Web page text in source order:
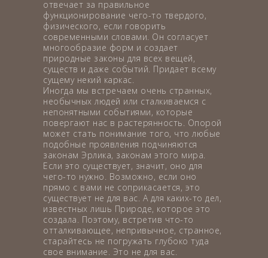
отвечает за правильное
функционирование чего-то твердого,
физического, если говорить
современными словами. Он согласует
многообразие форм и создает
природные законы для всех вещей,
существ и даже событий. Придает всему
сущему некий каркас.
Иногда мы встречаем очень странных,
необычных людей или сталкиваемся с
непонятными событиями, которые
повергают нас в растерянность. Опорой
может стать понимание того, что любые
подобные проявления подчиняются
законам Эрлика, законам этого мира.
Если это существует, значит, оно для
чего-то нужно. Возможно, если оно
прямо с вами не соприкасается, это
существует не для вас. А для каких-то дел,
известных лишь Природе, которое это
создала. Поэтому, встретив что-то
отталкивающее, непривычное, странное,
старайтесь не погружать глубоко туда
свое внимание. Это не для вас.